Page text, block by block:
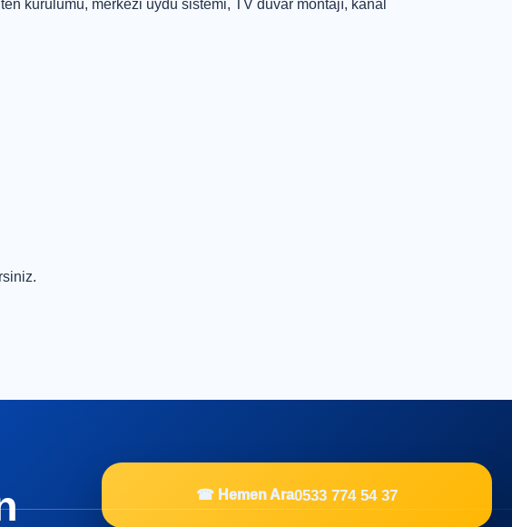
kurulumu, merkezi uydu sistemi, TV duvar montajı, kanal
☎ Hemen Ara0533 774 54 37